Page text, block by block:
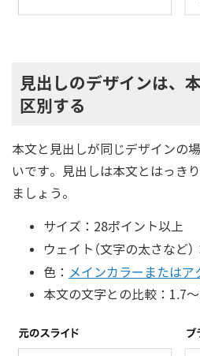
見出しのデザインは、
区別する
本文と見出しが同じデザインの
いです。見出しは本文とはっき
ましょう。
サイズ：28ポイント以上
ウェイト（文字の太さなど）
色： メインカラーまたはア
本文の文字との比較：1.7